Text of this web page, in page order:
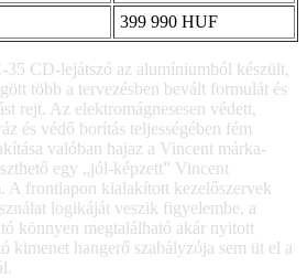
399 990 HUF
CD-lejátszó az alumíniumból készült,
több a tervezésben bevált formulát és
rejt. Az elektromágnesesen védett,
és védő borítás teljességében fém
valóban hajaz a Vincent márka-
egy „jól-képzett” Vincent
A frontlapon kialakított kezelőszervek
logikáját veszik figyelembe, a
könnyen megtalálható akár nyitott
kimenet hangerő szabályzója sem üt el a